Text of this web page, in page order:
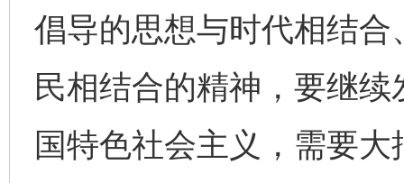
倡导的思想与时代相结
民相结合的精神，要继
国特色社会主义，需要